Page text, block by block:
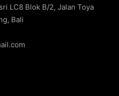
LC8 Blok B/2, Jalan Toya
Bali